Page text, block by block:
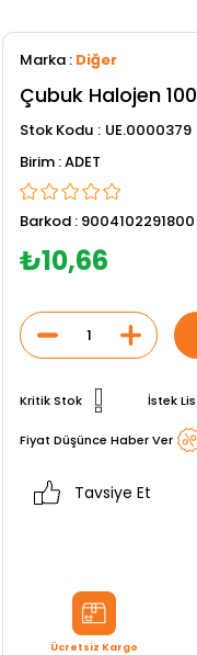
Marka : Diğer
Çubuk Halojen
Stok Kodu
UE.0000379
ADET
Barkod : 9004102291800
₺10,66
Kritik Stok İstek
Fiyat Düşünce Haber Ver
Tavsiye Et
Ücretsiz Kargo